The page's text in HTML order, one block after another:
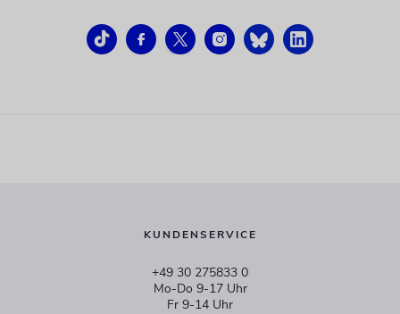
KUNDENSERVICE
+49 30 275833 0
Mo-Do 9-17 Uhr
Fr 9-14 Uhr